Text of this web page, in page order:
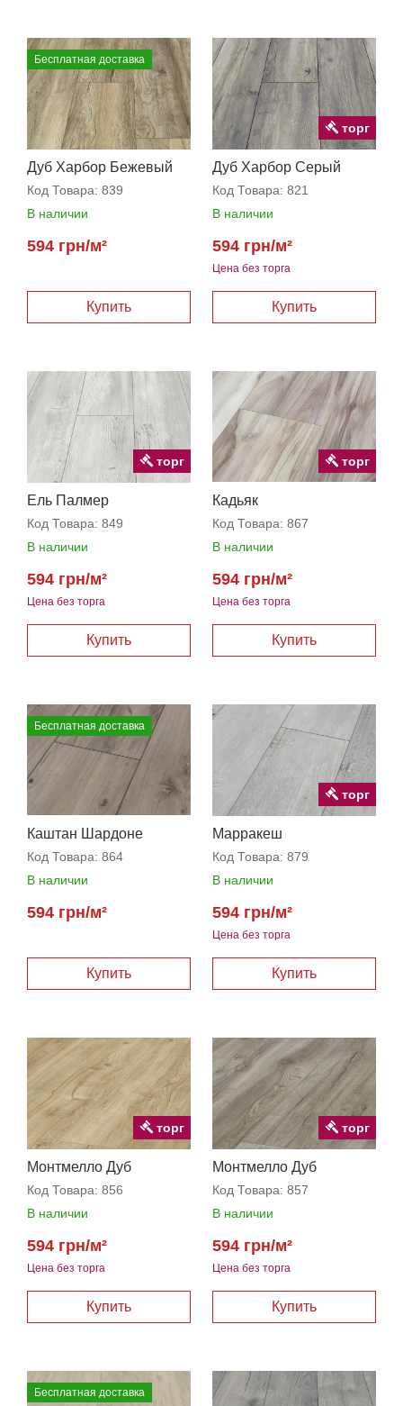
Бесплатная доставка
Дуб Харбор Бежевый
Код Товара: 839
В наличии
594 грн/м²
Дуб Харбор Серый
Код Товара: 821
В наличии
Цена без торга
594 грн/м²
торг
Ель Палмер
Код Товара: 849
В наличии
Цена без торга
594 грн/м²
торг
Кадьяк
Код Товара: 867
В наличии
Цена без торга
594 грн/м²
торг
Бесплатная доставка
Каштан Шардоне
Код Товара: 864
В наличии
594 грн/м²
Марракеш
Код Товара: 879
В наличии
Цена без торга
594 грн/м²
торг
Монтмелло Дуб
Натуральный
Код Товара: 856
В наличии
Цена без торга
594 грн/м²
торг
Монтмелло Дуб
Серебристый
Код Товара: 857
В наличии
Цена без торга
594 грн/м²
торг
Бесплатная доставка